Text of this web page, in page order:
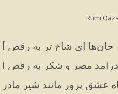
Rumi
تر به رقص آ
مصر و شکر به رقص آ
عشق پرور مانند شیر مادر